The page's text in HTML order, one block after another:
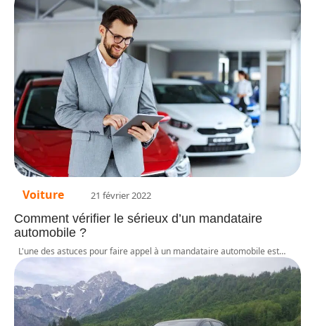
Voiture 21 février 2022
Comment vérifier le sérieux d’un mandataire
automobile ?
L'une des astuces pour faire appel à un mandataire automobile est…